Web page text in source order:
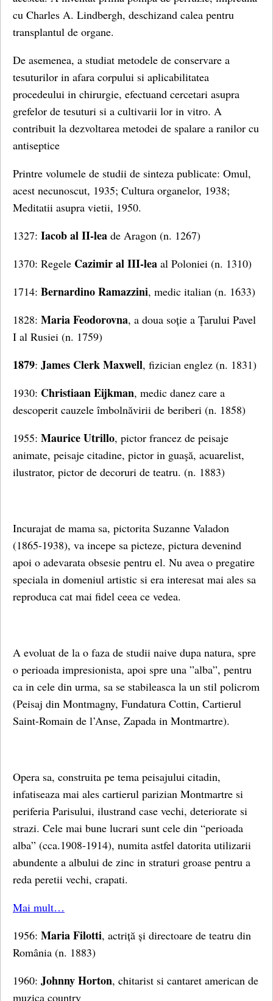
cu Charles A. Lindbergh, deschizand calea pentru
transplantul de organe.
De asemenea, a studiat metodele de conservare a
tesuturilor in afara corpului si aplicabilitatea
procedeului in chirurgie, efectuand cercetari asupra
grefelor de tesuturi si a cultivarii lor in vitro. A
contribuit la dezvoltarea metodei de spalare a ranilor cu
antiseptice
Printre volumele de studii de sinteza publicate: Omul,
acest necunoscut, 1935; Cultura organelor, 1938;
Meditatii asupra vietii, 1950.
1327: Iacob al II-lea de Aragon (n. 1267)
1370: Regele Cazimir al III-lea al Poloniei (n. 1310)
1714: Bernardino Ramazzini, medic italian (n. 1633)
1828: Maria Feodorovna, a doua soție a Țarului Pavel
I al Rusiei (n. 1759)
1879: James Clerk Maxwell, fizician englez (n. 1831)
1930: Christiaan Eijkman, medic danez care a
descoperit cauzele îmbolnăvirii de beriberi (n. 1858)
1955: Maurice Utrillo, pictor francez de peisaje
animate, peisaje citadine, pictor in guaşă, acuarelist,
ilustrator, pictor de decoruri de teatru. (n. 1883)
Incurajat de mama sa, pictorita Suzanne Valadon
(1865-1938), va incepe sa picteze, pictura devenind
apoi o adevarata obsesie pentru el. Nu avea o pregatire
speciala in domeniul artistic si era interesat mai ales sa
reproduca cat mai fidel ceea ce vedea.
A evoluat de la o faza de studii naive dupa natura, spre
o perioada impresionista, apoi spre una ”alba”, pentru
ca in cele din urma, sa se stabileasca la un stil policrom
(Peisaj din Montmagny, Fundatura Cottin, Cartierul
Saint-Romain de l’Anse, Zapada in Montmartre).
Opera sa, construita pe tema peisajului citadin,
infatiseaza mai ales cartierul parizian Montmartre si
periferia Parisului, ilustrand case vechi, deteriorate si
strazi. Cele mai bune lucrari sunt cele din “perioada
alba” (cca.1908-1914), numita astfel datorita utilizarii
abundente a albului de zinc in straturi groase pentru a
reda peretii vechi, crapati.
Mai mult…
1956: Maria Filotti, actriță și directoare de teatru din
România (n. 1883)
1960: Johnny Horton, chitarist si cantaret american de
muzica country